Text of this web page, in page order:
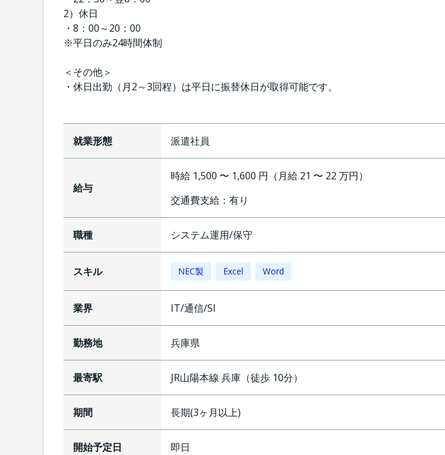
2）休日
・8：00～20：00
※平日のみ24時間体制
＜その他＞
・休日出勤（月2～3回程）は平日に振替休日が取得可能です。
就業形態 派遣社員
給与
時給 1,500 〜 1,600 円（月給 21 〜 22 万円）
交通費支給： 有り
職種 システム運用/保守
スキル NEC製 Excel Word
業界 IT/通信/SI
勤務地 兵庫県
最寄駅 JR山陽本線 兵庫 （徒歩 10分）
期間 長期(3ヶ月以上)
開始予定日 即日